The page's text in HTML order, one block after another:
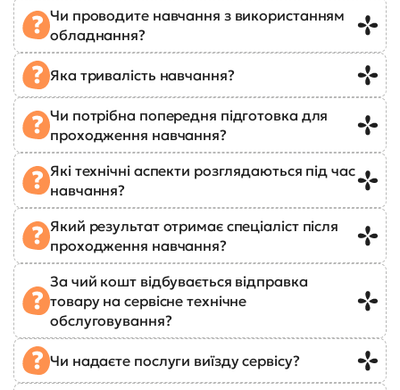
Чи проводите навчання з використанням
обладнання?
Яка тривалість навчання?
Чи потрібна попередня підготовка для
проходження навчання?
Які технічні аспекти розглядаються під час
навчання?
Який результат отримає спеціаліст після
проходження навчання?
За чий кошт відбувається відправка
товару на сервісне технічне
обслуговування?
Чи надаєте послуги виїзду сервісу?